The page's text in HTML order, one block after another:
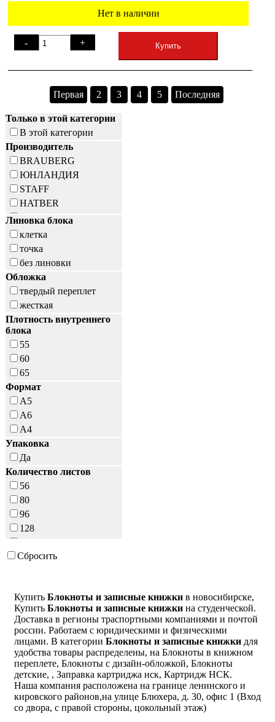
Нет в наличии
- + Купить
Первая 2 3 4 5 Последняя
Только в этой категории
В этой категории
Производитель
BRAUBERG
ЮНЛАНДИЯ
STAFF
HATBER
BRAUBERG KIDS
CENTRUM
Линовка блока
клетка
точка
без линовки
Обложка
твердый переплет
жесткая
Плотность внутреннего
блока
55
60
65
Формат
A5
А6
A4
Упаковка
Да
Количество листов
56
80
96
128
Сбросить
Купить Блокноты и записные книжки в новосибирске,
Купить Блокноты и записные книжки на студенческой.
Доставка в регионы траспортными компаниями и почтой
россии. Работаем с юридическими и физическими
лицами. В категории Блокноты и записные книжки для
удобства товары распределены, на Блокноты в книжном
переплете, Блокноты с дизайн-обложкой, Блокноты
детские, , Заправка картриджа нск, Картридж НСК.
Наша компания расположена на границе ленинского и
кировского районов,на улице Блюхера, д. 30, офис 1 (Вход
со двора, с правой стороны, цокольный этаж)